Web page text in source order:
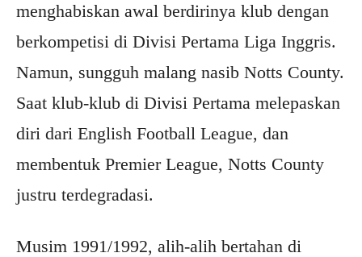
menghabiskan awal berdirinya klub dengan
berkompetisi di Divisi Pertama Liga Inggris.
Namun, sungguh malang nasib Notts County.
Saat klub-klub di Divisi Pertama melepaskan
diri dari English Football League, dan
membentuk Premier League, Notts County
justru terdegradasi.
Musim 1991/1992, alih-alih bertahan di